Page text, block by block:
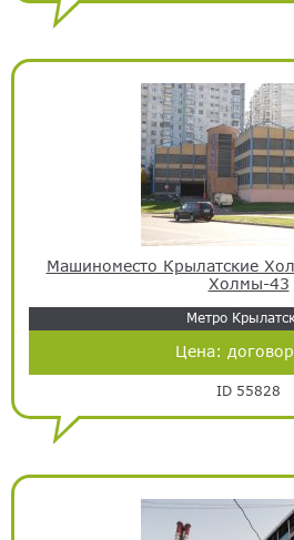
Машиноместо Крылатские
Холмы-43
Метро
Цена:
ID 55828